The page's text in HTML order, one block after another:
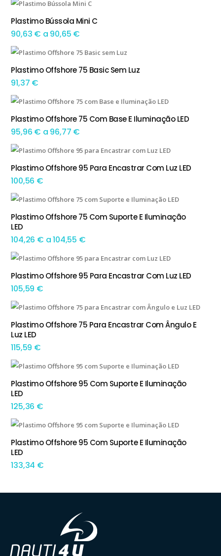
85,48 €
85,65 €
TEM OPÇÕES
Plastimo Bússola Mini C
90,63 € a 90,65 €
range:
90,63 €
90,65 €
ADICIONAR
Plastimo Offshore 75 Basic Sem Luz
91,37 €
TEM OPÇÕES
Plastimo Offshore 75 Com Base E Iluminação LED
95,96 € a 96,77 €
range:
95,96 €
96,77 €
TEM OPÇÕES
Plastimo Offshore 95 Para Encastrar Com Luz LED
100,56 €
TEM OPÇÕES
Plastimo Offshore 75 Com Suporte E Iluminação
LED
104,26 € a104,55 €Preço
range:
104,26 €
104,55 €
ADICIONAR
Plastimo Offshore 95 Para Encastrar Com Luz LED
105,59 €
ADICIONAR
Plastimo Offshore 75 Para Encastrar Com Ângulo E
Luz LED
115,59 €
TEM OPÇÕES
Plastimo Offshore 95 Com Suporte E Iluminação
LED
125,36 €
ADICIONAR
Plastimo Offshore 95 Com Suporte E Iluminação
LED
133,34 €